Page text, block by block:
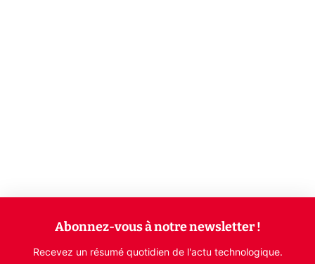
Abonnez-vous à notre newsletter !
Recevez un résumé quotidien de l'actu technologique.